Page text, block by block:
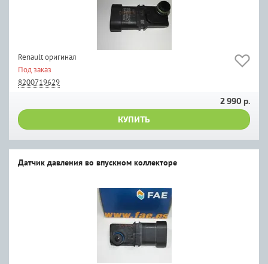
Renault оригинал
Под заказ
8200719629
2 990 р.
КУПИТЬ
Датчик давления во впускном коллекторе